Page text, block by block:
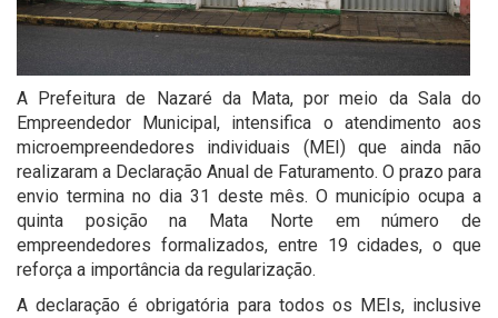
A Prefeitura de Nazaré da Mata, por meio da Sala do
Empreendedor Municipal, intensifica o atendimento aos
microempreendedores individuais (MEI) que ainda não
realizaram a Declaração Anual de Faturamento. O prazo para
envio termina no dia 31 deste mês. O município ocupa a
quinta posição na Mata Norte em número de
empreendedores formalizados, entre 19 cidades, o que
reforça a importância da regularização.
A declaração é obrigatória para todos os MEIs, inclusive